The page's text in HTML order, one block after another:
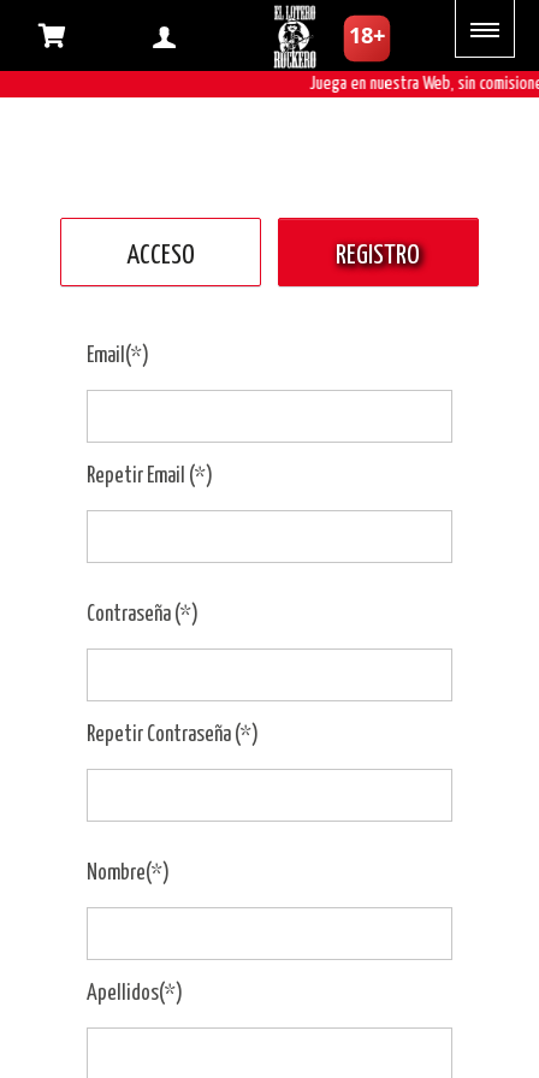
Juega en nuestra Web, sin
ACCESO REGISTRO
Email(*)
Repetir Email (*)
Contraseña (*)
Repetir Contraseña (*)
Nombre(*)
Apellidos(*)